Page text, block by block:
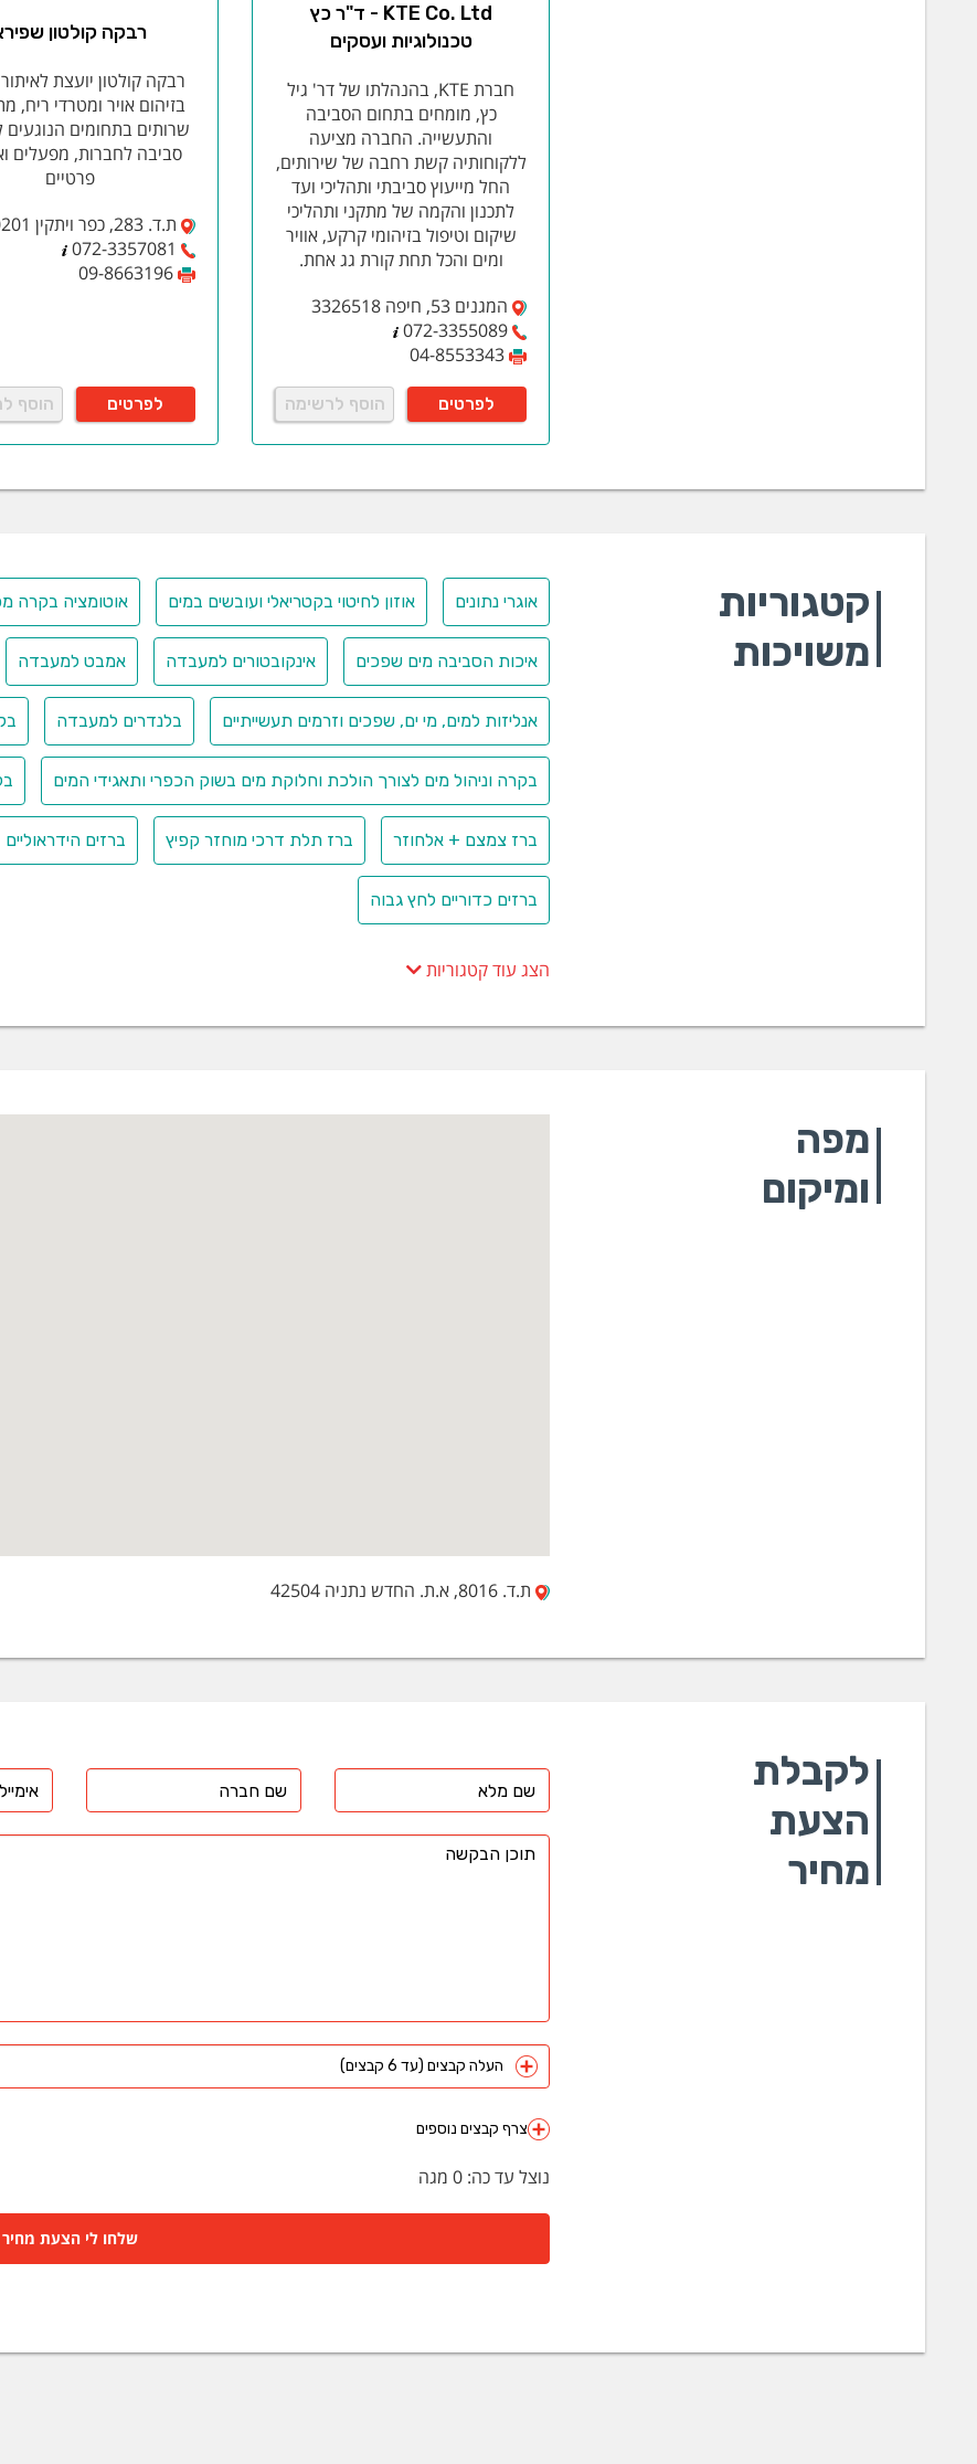
KTE Co. Ltd - ד"ר כץ
טכנולוגיות ועסקים
חברת KTE, בהנהלתו של דר' גיל
כץ, מומחים בתחום הסביבה
והתעשייה. החברה מציעה
ללקוחותיה קשת רחבה של שירותים,
החל מייעוץ סביבתי ותהליכי ועד
לתכנון והקמה של מתקני ותהליכי
שיקום וטיפול בזיהומי קרקע, אוויר
ומים והכל תחת קורת גג אחת.
המגנים 53, חיפה 3326518
072-3355089
04-8553343
לפרטים הוסף לרשימה
רבקה קולטון
רבקה קולטון יועצת לאיתור
בזיהום אויר ומטרדי ריח,
שרותים בתחומים הנוגעים
סביבה לחברות, מפעלים
פרטיים
ת.ד. 283, כפר ויתקין 40201
072-3357081
09-8663196
לפרטים הוסף
קטגוריות
משויכות
אוגרי נתונים אוזון לחיטוי בקטריאלי ועובשים במים אוטומציה בקרה
איכות הסביבה מים שפכים אינקובטורים למעבדה אמבט למעבדה
אנליזות למים, מי ים, שפכים וזרמים תעשייתיים בלנדרים למעבדה
בקרה וניהול מים לצורך הולכת וחלוקת מים בשוק הכפרי ותאגידי המים
ברז צמצם + אלחוזר ברז תלת דרכי מוחזר קפיץ ברזים הידראוליים
ברזים כדוריים לחץ גבוה
הצג עוד קטגוריות
מפה
ומיקום
ת.ד. 8016, א.ת. החדש נתניה 42504
לקבלת
הצעת
מחיר
העלה קבצים (עד 6 קבצים)
צרף קבצים נוספים
נוצל עד כה: 0 מגה
שלחו לי הצעת מחיר